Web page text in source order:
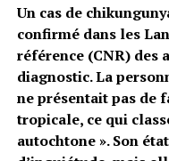
Un cas de
confirmé dans les
référence (CNR) des
diagnostic. La
ne présentait pas de
tropicale, ce qui
autochtone ». Son